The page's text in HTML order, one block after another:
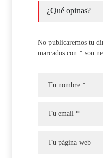
¿Qué opinas?
No publicaremos tu
marcados con * son